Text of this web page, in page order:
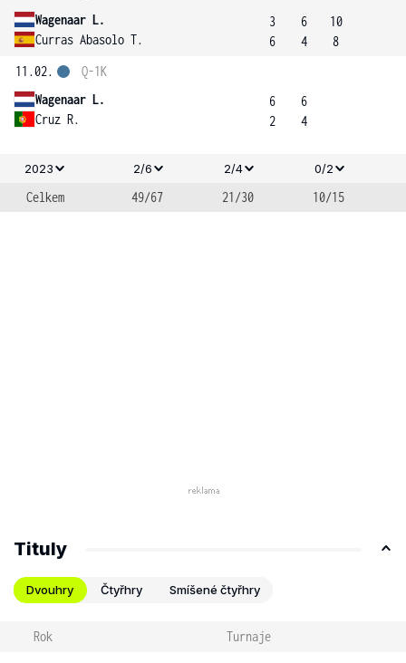
Wagenaar L.
Curras Abasolo T.
3
6
6
4
10
8
11.02.
Wagenaar L.
Cruz R.
Q-1K
6
2
6
4
2023 2/6 2/4 0/2
Celkem 49/67 21/30 10/15
Tituly
Dvouhry Čtyřhry Smíšené čtyřhry
Rok Turnaje